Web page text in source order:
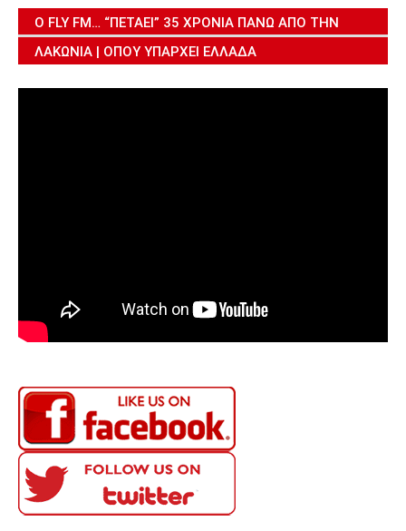
Ο FLY FM… “ΠΕΤΆΕΙ” 35 ΧΡΌΝΙΑ ΠΆΝΩ ΑΠΌ ΤΗΝ
ΛΑΚΩΝΊΑ | ΌΠΟΥ ΥΠΆΡΧΕΙ ΕΛΛΆΔΑ